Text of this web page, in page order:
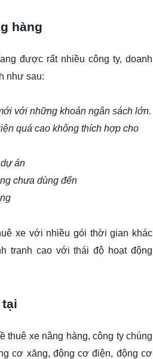
hàng
được rất nhiều công ty, doanh
như sau:
với những khoản ngân sách lớn.
quá cao không thích hợp cho
án
chưa dùng đến
xe với nhiều gói thời gian khác
tranh cao với thái độ hoạt động
thuê xe nâng hàng, công ty chúng
cơ xăng, động cơ điện, động cơ